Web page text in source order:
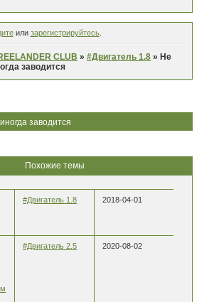
или зарегистрируйтесь.
CLUB »#Двигатель 1.8 » Не
заводится
заводится
Похожие темы
#Двигатель 1.8 2018-04-01
#Двигатель 2.5 2020-08-02